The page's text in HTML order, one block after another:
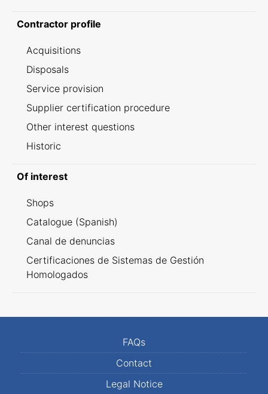
Contractor profile
Acquisitions
Disposals
Service provision
Supplier certification procedure
Other interest questions
Historic
Of interest
Shops
Catalogue (Spanish)
Canal de denuncias
Certificaciones de Sistemas de Gestión
Homologados
FAQs
Contact
Legal Notice